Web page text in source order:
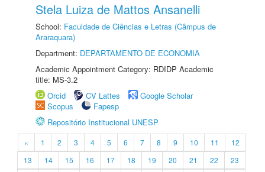
Stela Luiza de Mattos Ansanelli
School: Faculdade de Ciências e Letras (Câmpus de
Araraquara)
Department: DEPARTAMENTO DE ECONOMIA
Academic Appointment Category: RDIDP Academic
title: MS-3.2
Orcid
CV Lattes
Google Scholar
Scopus
Fapesp
Repositório Institucional UNESP
« 1 2 3 4 5 6 7 8 9 10 11
12
13
14 15 16 17 18 19 20 21 22
23